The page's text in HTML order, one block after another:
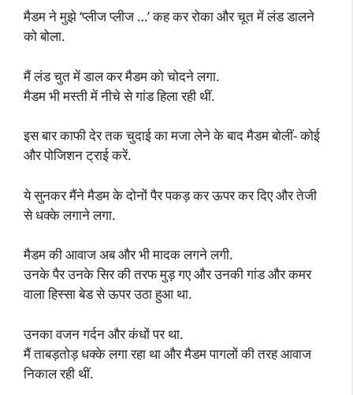
मैडम ने मुझे ‘प्लीज प्लीज …’ कह कर रोका और चूत में लंड डालने
को बोला.
मैं लंड चुत में डाल कर मैडम को चोदने लगा.
मैडम भी मस्ती में नीचे से गांड हिला रही थीं.
इस बार काफी देर तक चुदाई का मजा लेने के बाद मैडम बोलीं- कोई
और पोजिशन ट्राई करें.
ये सुनकर मैंने मैडम के दोनों पैर पकड़ कर ऊपर कर दिए और तेजी
से धक्के लगाने लगा.
मैडम की आवाज अब और भी मादक लगने लगी.
उनके पैर उनके सिर की तरफ मुड़ गए और उनकी गांड और कमर
वाला हिस्सा बेड से ऊपर उठा हुआ था.
उनका वजन गर्दन और कंधों पर था.
मैं ताबड़तोड़ धक्के लगा रहा था और मैडम पागलों की तरह आवाज
निकाल रही थीं.